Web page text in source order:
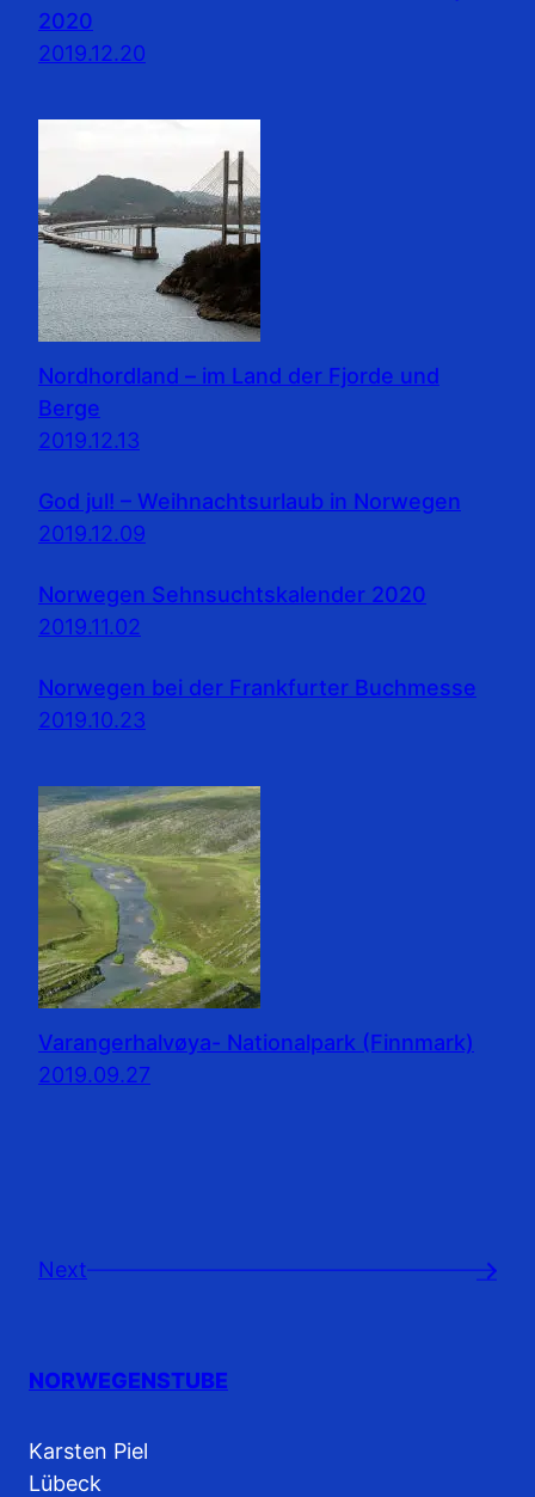
2020
2019.12.20
Nordhordland – im Land der Fjorde und
Berge
2019.12.13
God jul! – Weihnachtsurlaub in Norwegen
2019.12.09
Norwegen Sehnsuchtskalender 2020
2019.11.02
Norwegen bei der Frankfurter Buchmesse
2019.10.23
Varangerhalvøya- Nationalpark (Finnmark)
2019.09.27
Next →
NORWEGENSTUBE
Karsten Piel
Lübeck